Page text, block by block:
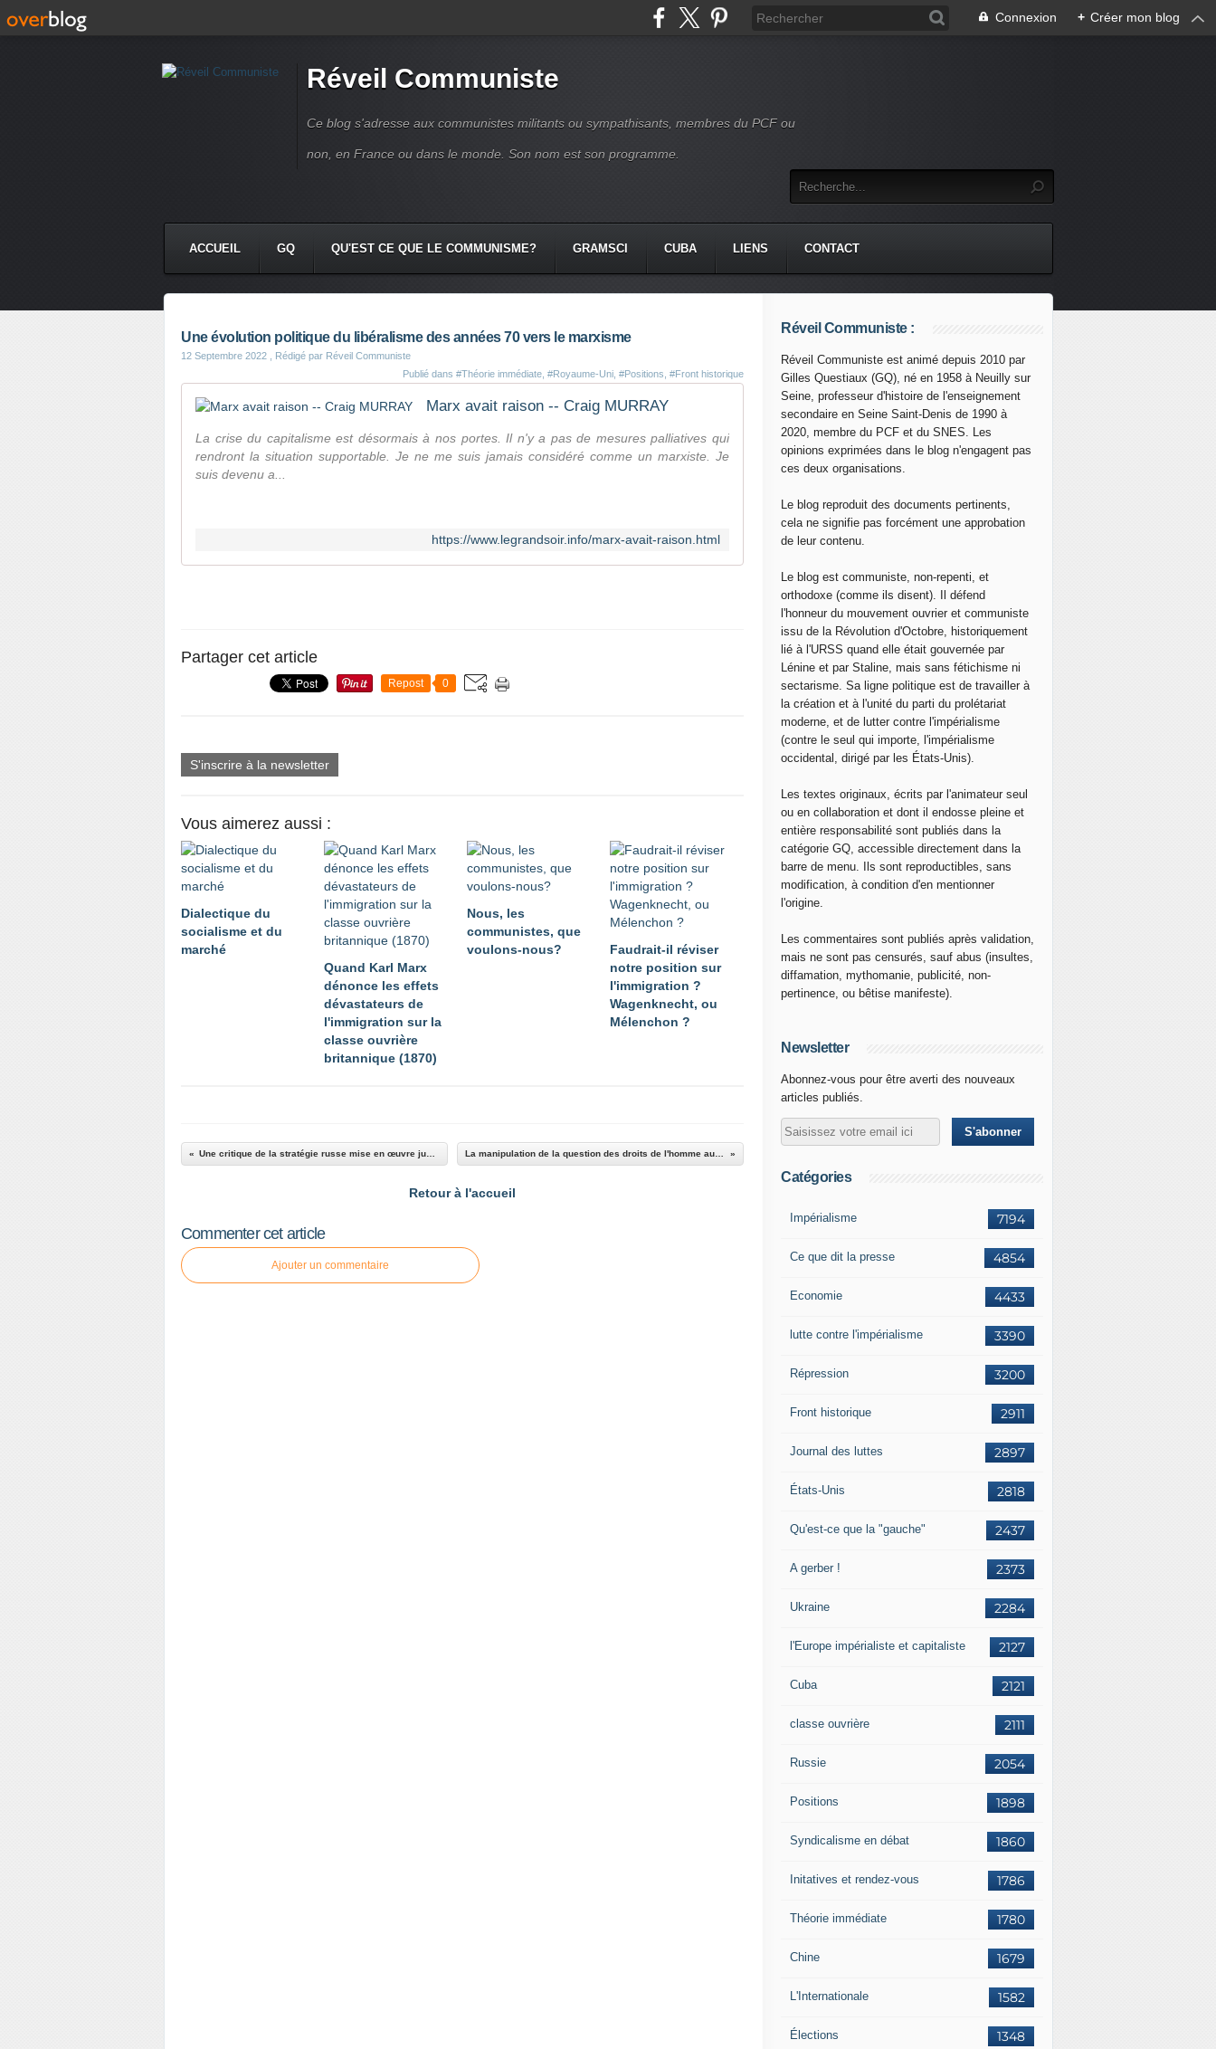
Connexion + Créer mon blog
Réveil Communiste
Ce blog s'adresse aux communistes militants ou sympathisants, membres du PCF ou
non, en France ou dans le monde. Son nom est son programme.
ACCUEIL GQ QU'EST CE QUE LE COMMUNISME? GRAMSCI CUBA LIENS CONTACT
Une évolution politique du libéralisme des années 70 vers le marxisme
12 Septembre 2022 , Rédigé par Réveil Communiste
Publié dans #Théorie immédiate #Royaume-Uni #Positions #Front historique
Marx avait raison -- Craig MURRAY
La crise du capitalisme est désormais à nos portes. Il n'y a pas de mesures palliatives qui
rendront la situation supportable. Je ne me suis jamais considéré comme un marxiste. Je
suis devenu a...
https://www.legrandsoir.info/marx-avait-raison.html
Partager cet article
Repost 0
S'inscrire à la newsletter
Vous aimerez aussi :
Dialectique du
socialisme et du
marché
Quand Karl Marx
dénonce les effets
dévastateurs de
l'immigration sur la
classe ouvrière
britannique (1870)
Nous, les
communistes, que
voulons-nous?
Faudrait-il réviser
notre position sur
l'immigration ?
Wagenknecht, ou
Mélenchon ?
Retour à l'accueil
Commenter cet article
Ajouter un commentaire
Réveil Communiste :
Réveil Communiste est animé depuis 2010 par
Gilles Questiaux (GQ), né en 1958 à Neuilly sur
Seine, professeur d'histoire de l'enseignement
secondaire en Seine Saint-Denis de 1990 à
2020, membre du PCF et du SNES. Les
opinions exprimées dans le blog n'engagent pas
ces deux organisations.
Le blog reproduit des documents pertinents,
cela ne signifie pas forcément une approbation
de leur contenu.
Le blog est communiste, non-repenti, et
orthodoxe (comme ils disent). Il défend
l'honneur du mouvement ouvrier et communiste
issu de la Révolution d'Octobre, historiquement
lié à l'URSS quand elle était gouvernée par
Lénine et par Staline, mais sans fétichisme ni
sectarisme. Sa ligne politique est de travailler à
la création et à l'unité du parti du prolétariat
moderne, et de lutter contre l'impérialisme
(contre le seul qui importe, l'impérialisme
occidental, dirigé par les États-Unis).
Les textes originaux, écrits par l'animateur seul
ou en collaboration et dont il endosse pleine et
entière responsabilité sont publiés dans la
catégorie GQ, accessible directement dans la
barre de menu. Ils sont reproductibles, sans
modification, à condition d'en mentionner
l'origine.
Les commentaires sont publiés après validation,
mais ne sont pas censurés, sauf abus (insultes,
diffamation, mythomanie, publicité, non-
pertinence, ou bêtise manifeste).
Newsletter
Abonnez-vous pour être averti des nouveaux
articles publiés.
Catégories
7194
Impérialisme
4854
Ce que dit la presse
4433
Economie
3390
lutte contre l'impérialisme
3200
Répression
2911
Front historique
2897
Journal des luttes
2818
États-Unis
2437
Qu'est-ce que la "gauche"
2373
A gerber !
2284
Ukraine
2127
l'Europe impérialiste et capitaliste
2121
Cuba
2111
classe ouvrière
2054
Russie
1898
Positions
1860
Syndicalisme en débat
1786
Initatives et rendez-vous
1780
Théorie immédiate
1679
Chine
1582
L'Internationale
1348
Élections